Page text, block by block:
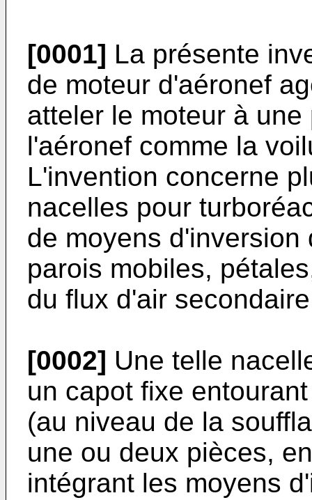
[0001] La présente
de moteur d'aéronef
atteler le moteur à
l'aéronef comme la
L'invention concerne
nacelles pour
de moyens
parois mobiles,
du flux d'air
[0002] Une telle
un capot fixe
(au niveau de la
une ou deux pièces,
intégrant les moyens